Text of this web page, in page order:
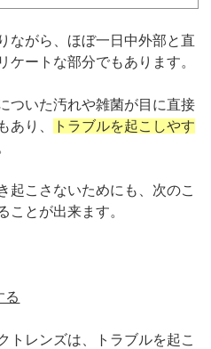
ながら、ほぼ一日中外部と直
ケートな部分でもあります。
ついた汚れや雑菌が目に直接
あり、
トラブルを起こしやす
起こさないためにも、次のこ
ことが出来ます。
る
トレンズは、トラブルを起こ